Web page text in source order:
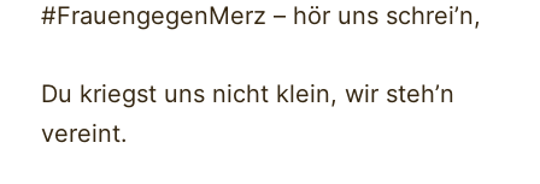
#FrauengegenMerz – hör uns schrei’n,
Du kriegst uns nicht klein, wir steh’n
vereint.